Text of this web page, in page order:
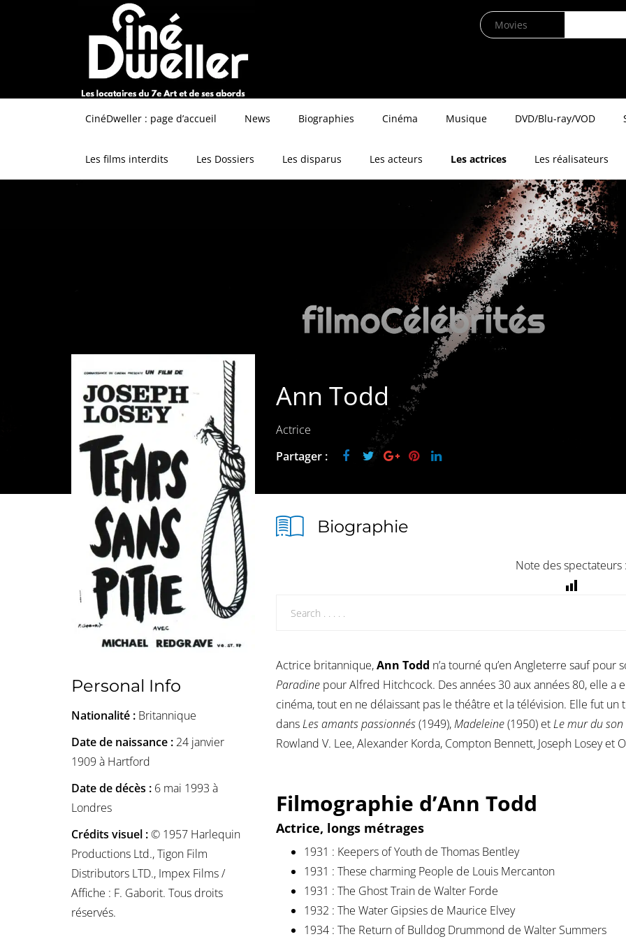
CinéDweller : page d’accueil News Biographies Cinéma Musique DVD/Blu-ray/VOD
Les films interdits Les Dossiers Les disparus Les acteurs Les actrices Les réalisateurs
Ann Todd
Actrice
Partager :
Personal Info
Nationalité : Britannique
Date de naissance : 24 janvier
1909 à Hartford
Date de décès : 6 mai 1993 à
Londres
Crédits visuel :© 1957 Harlequin
Productions Ltd., Tigon Film
Distributors LTD., Impex Films /
Affiche : F. Gaborit. Tous droits
réservés.
Biographie
Note des spectateurs
Actrice britannique,Ann Todd n’a tourné qu’en Angleterre sauf
Paradine pour Alfred Hitchcock. Des années 30 aux années 80, elle a
cinéma, tout en ne délaissant pas le théâtre et la télévision. Elle fut
dansLes amants passionnés(1949),Madeleine(1950) etLe mur du son
Rowland V. Lee, Alexander Korda, Compton Bennett, Joseph Losey et
Filmographie d’Ann Todd
Actrice, longs métrages
1931 : Keepers of Youth de Thomas Bentley
1931 : These charming People de Louis Mercanton
1931 : The Ghost Train de Walter Forde
1932 : The Water Gipsies de Maurice Elvey
1934 : The Return of Bulldog Drummond de Walter Summers